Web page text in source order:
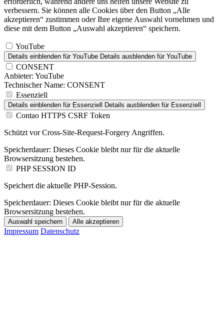
verbessern. Sie können alle Cookies über den Button „Alle
akzeptieren“ zustimmen oder Ihre eigene Auswahl vornehmen und
diese mit dem Button „Auswahl akzeptieren“ speichern.
YouTube
Details einblenden für YouTube Details ausblenden für YouTube
CONSENT
Anbieter: YouTube
Technischer Name: CONSENT
Essenziell
Details einblenden für Essenziell Details ausblenden für Essenziell
Contao HTTPS CSRF Token
Schützt vor Cross-Site-Request-Forgery Angriffen.
Speicherdauer: Dieses Cookie bleibt nur für die aktuelle
Browsersitzung bestehen.
PHP SESSION ID
Speichert die aktuelle PHP-Session.
Speicherdauer: Dieses Cookie bleibt nur für die aktuelle
Browsersitzung bestehen.
Auswahl speichern Alle akzeptieren
Impressum Datenschutz